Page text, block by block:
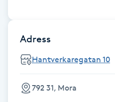
Frekvensterapi
Friskvårdsmassage
Adress
Hantverkaregatan 10
792 31, Mora